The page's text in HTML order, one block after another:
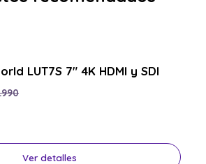
LUT7S 7" 4K HDMI y SDI
Ver detalles